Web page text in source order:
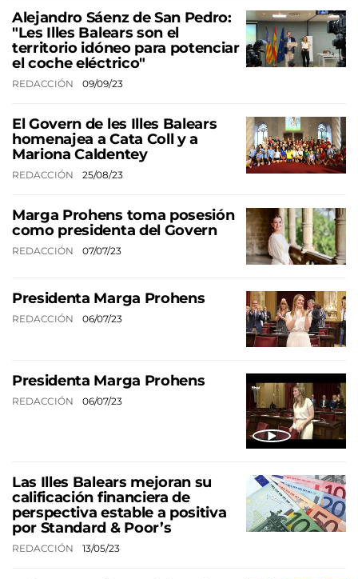
Alejandro Sáenz de San Pedro:
"Les Illes Balears son el
territorio idóneo para potenciar
el coche eléctrico"
REDACCIÓN 09/09/23
El Govern de les Illes Balears
homenajea a Cata Coll y a
Mariona Caldentey
REDACCIÓN 25/08/23
Marga Prohens toma posesión
como presidenta del Govern
REDACCIÓN 07/07/23
Presidenta Marga Prohens
REDACCIÓN 06/07/23
Presidenta Marga Prohens
REDACCIÓN 06/07/23
Las Illes Balears mejoran su
calificación financiera de
perspectiva estable a positiva
por Standard & Poor’s
REDACCIÓN 13/05/23